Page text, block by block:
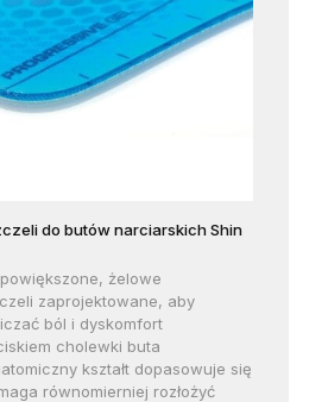
do butów narciarskich Shin
żelowe
zaprojektowane, aby
ból i dyskomfort
cholewki buta
kształt dopasowuje się
równomierniej rozłożyć